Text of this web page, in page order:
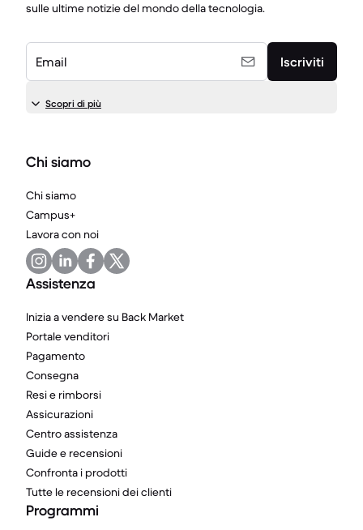
sulle ultime notizie del mondo della tecnologia.
Email Iscriviti
Scopri di più
Chi siamo
Chi siamo
Campus+
Lavora con noi
Assistenza
Inizia a vendere su Back Market
Portale venditori
Pagamento
Consegna
Resi e rimborsi
Assicurazioni
Centro assistenza
Guide e recensioni
Confronta i prodotti
Tutte le recensioni dei clienti
Programmi